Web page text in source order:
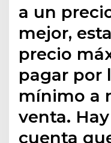
a un
mejor,
precio
pagar por
mínimo a
venta.
cuenta